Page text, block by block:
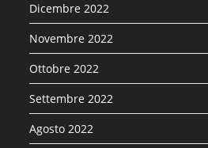
Dicembre 2022
Novembre 2022
Ottobre 2022
Settembre 2022
Agosto 2022